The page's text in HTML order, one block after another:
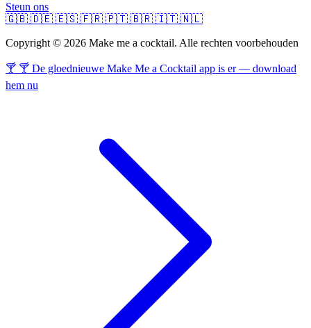
Steun ons
🇬🇧 🇩🇪 🇪🇸 🇫🇷 🇵🇹 🇧🇷 🇮🇹 🇳🇱
Copyright © 2026 Make me a cocktail. Alle rechten voorbehouden
🍸 🍸 De gloednieuwe Make Me a Cocktail app is er — download
hem nu